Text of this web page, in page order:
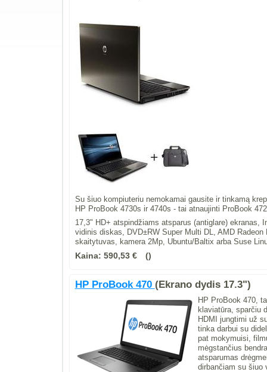
Su šiuo kompiuteriu nemokamai gausite ir tinkamą
HP ProBook 4730s ir 4740s - tai atnaujinti ProBook
17,3" HD+ atspindžiams atsparus (antiglare) ekranas,
vidinis diskas, DVD±RW Super Multi DL, AMD
skaitytuvas, kamera 2Mp, Ubuntu/Baltix arba Suse
Kaina: 590,53 €
HP ProBook 470 (Ekrano dydis 17.3")
HP ProBook 470,
klaviatūra, sparčiu
HDMI jungtimi už
tinka darbui su
pat mokymuisi,
mėgstančius
atsparumas
dirbančiam su šiuo